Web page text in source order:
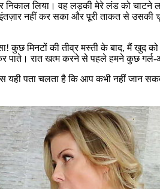
लिया। वह लड़की मेरे लंड को चाटने
नहीं कर सका और पूरी ताकत से उसकी
मिनटों की तीव्र मस्ती के बाद, मैं खुद
पाते। रात खत्म करने से पहले हमने कुछ
पता चलता है कि आप कभी नहीं जान